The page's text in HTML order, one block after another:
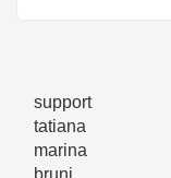
support
tatiana
marina